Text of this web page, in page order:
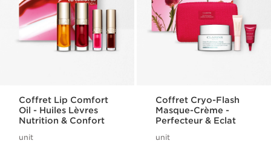
Coffret Lip Comfort
Oil - Huiles Lèvres
Nutrition & Confort
unit
Coffret Cryo-Flash
Masque-Crème -
Perfecteur & Eclat
unit